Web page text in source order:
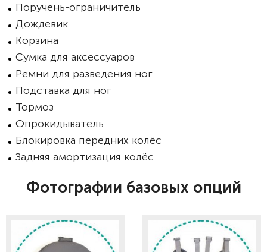
Поручень-ограничитель
Дождевик
Корзина
Сумка для аксессуаров
Ремни для разведения ног
Подставка для ног
Тормоз
Опрокидыватель
Блокировка передних колёс
Задняя амортизация колёс
Фотографии базовых опций